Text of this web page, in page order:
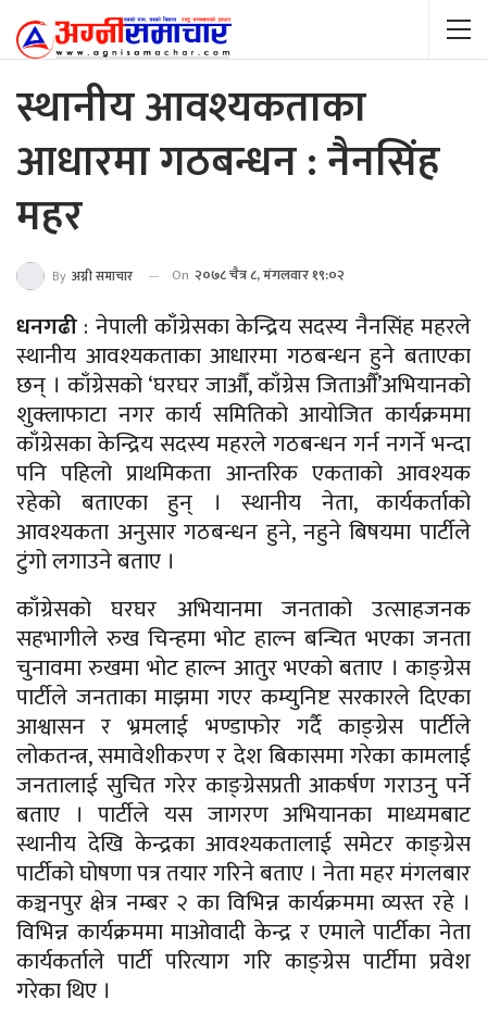
स्थानीय आवश्यकताका
आधारमा गठबन्धन : नैनसिंह
महर
By अग्नी समाचार On २०७८ चैत्र ८, मंगलवार १९:०२
धनगढी : नेपाली काँग्रेसका केन्द्रिय सदस्य नैनसिंह महरले
स्थानीय आवश्यकताका आधारमा गठबन्धन हुने बताएका
छन् । काँग्रेसको ‘घरघर जाऔँ, काँग्रेस जिताऔँ’अभियानको
शुक्लाफाटा नगर कार्य समितिको आयोजित कार्यक्रममा
काँग्रेसका केन्द्रिय सदस्य महरले गठबन्धन गर्न नगर्ने भन्दा
पनि पहिलो प्राथमिकता आन्तरिक एकताको आवश्यक
रहेको बताएका हुन् । स्थानीय नेता, कार्यकर्ताको
आवश्यकता अनुसार गठबन्धन हुने, नहुने बिषयमा पार्टीले
टुंगो लगाउने बताए ।
काँग्रेसको घरघर अभियानमा जनताको उत्साहजनक
सहभागीले रुख चिन्हमा भोट हाल्न बन्चित भएका जनता
चुनावमा रुखमा भोट हाल्न आतुर भएको बताए । काङ्ग्रेस
पार्टीले जनताका माझमा गएर कम्युनिष्ट सरकारले दिएका
आश्वासन र भ्रमलाई भण्डाफोर गर्दै काङ्ग्रेस पार्टीले
लोकतन्त्र, समावेशीकरण र देश बिकासमा गरेका कामलाई
जनतालाई सुचित गरेर काङ्ग्रेसप्रती आकर्षण गराउनु पर्ने
बताए । पार्टीले यस जागरण अभियानका माध्यमबाट
स्थानीय देखि केन्द्रका आवश्यकतालाई समेटर काङ्ग्रेस
पार्टीको घोषणा पत्र तयार गरिने बताए । नेता महर मंगलबार
कञ्चनपुर क्षेत्र नम्बर २ का विभिन्न कार्यक्रममा व्यस्त रहे ।
विभिन्न कार्यक्रममा माओवादी केन्द्र र एमाले पार्टीका नेता
कार्यकर्ताले पार्टी परित्याग गरि काङ्ग्रेस पार्टीमा प्रवेश
गरेका थिए ।